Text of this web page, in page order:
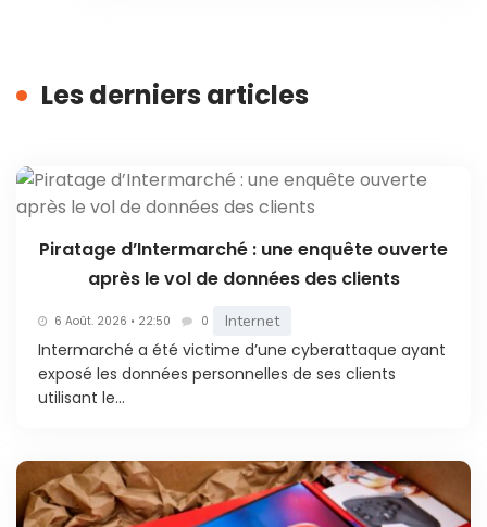
Les derniers articles
Piratage d’Intermarché : une enquête ouverte
après le vol de données des clients
6 Août. 2026 • 22:50 0 Internet
Intermarché a été victime d’une cyberattaque ayant
exposé les données personnelles de ses clients
utilisant le...